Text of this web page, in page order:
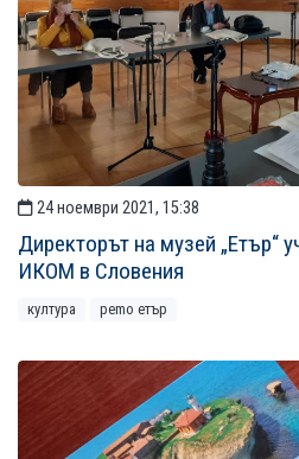
24 ноември 2021, 15:38
Директорът на музей „Етър“
ИКОМ в Словения
култура рemo етър